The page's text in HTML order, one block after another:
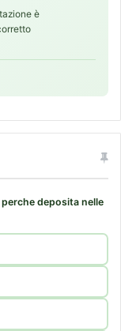
è
deposita nelle